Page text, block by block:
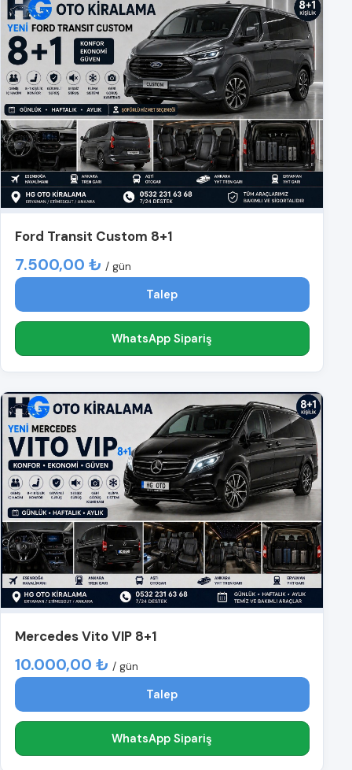
Ford Transit Custom 8+1
7.500,00 ₺ / gün
Talep
WhatsApp Sipariş
Mercedes Vito VIP 8+1
10.000,00 ₺ / gün
Talep
WhatsApp Sipariş